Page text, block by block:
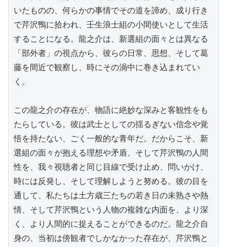
いたものの、何らかの事情でその道を諦め、成り行き
で芹沢鴨に拾われ、壬生浪士組の小間使いとして生活
することになる。龍之介は、新選組の面々とは異なる
「部外者」の視点から、彼らの日常、思想、そして葛
藤を間近で観察し、時にその渦中に巻き込まれてい
く。
この龍之介の存在が、物語に絶妙な深みと客観性をも
たらしている。彼は武士としての揺るぎない信念や覚
悟を持たない、ごく一般的な青年だ。だからこそ、新
選組の面々が抱える理想や矛盾、そして芹沢鴨の人間
性を、我々視聴者と同じ目線で受け止め、問いかけ、
時には反発し、そして理解しようと努める。彼の目を
通して、私たちは土方歳三たちの若き日の未熟さや熱
情、そして芹沢鴨という人物の複雑な内面を、より深
く、より人間的に捉えることができるのだ。龍之介自
身の、当初は傍観者でしかなかった存在が、芹沢鴨と